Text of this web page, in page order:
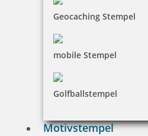
Geocaching Stempel
mobile Stempel
Golfballstempel
Motivstempel
93,68 €
Jetzt gestalten